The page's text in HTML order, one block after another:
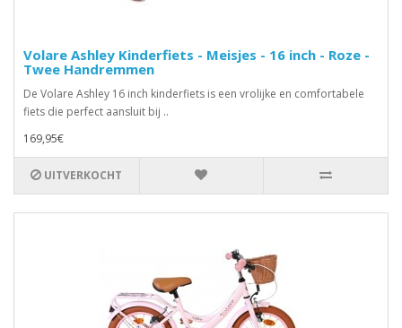
Volare Ashley Kinderfiets - Meisjes - 16 inch - Roze -
Twee Handremmen
De Volare Ashley 16 inch kinderfiets is een vrolijke en comfortabele
fiets die perfect aansluit bij ..
169,95€
UITVERKOCHT